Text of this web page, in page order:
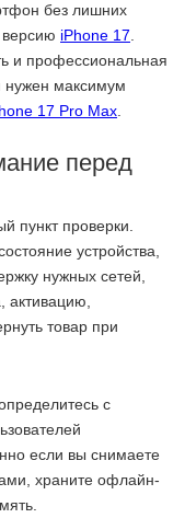
без лишних
iPhone 17
и профессиональная
нужен максимум
17 Pro Max
перед
пункт проверки.
устройства,
нужных сетей,
активацию,
товар при
с
если вы снимаете
храните офлайн-